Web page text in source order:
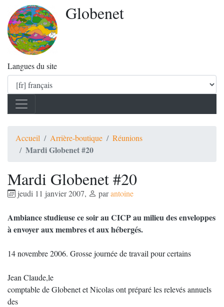
Globenet
Langues du site
Accueil Arrière-boutique Réunions
Mardi Globenet #20
Mardi Globenet #20
jeudi 11 janvier 2007, parantoine
Ambiance studieuse ce soir au CICP au milieu des enveloppes
à envoyer aux membres et aux hébergés.
14 novembre 2006. Grosse journée de travail pour certains
Jean Claude,le
comptable de Globenet et Nicolas ont préparé les relevés annuels
des